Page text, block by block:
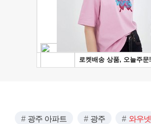
광주 아파트 광주 와우넷